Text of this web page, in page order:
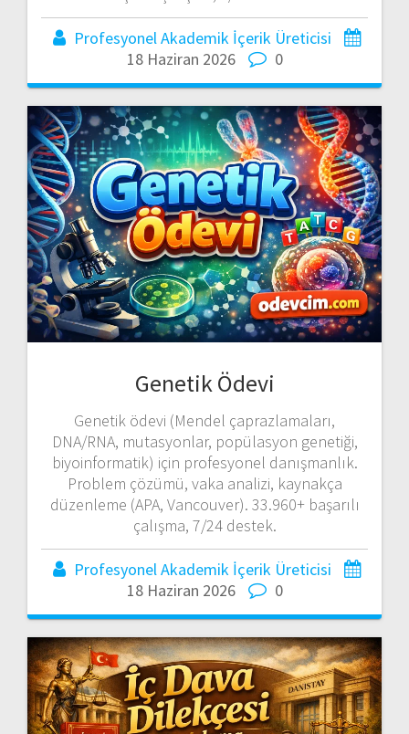
Profesyonel Akademik İçerik Üreticisi
18 Haziran 2026
0
Genetik Ödevi
Genetik ödevi (Mendel çaprazlamaları,
DNA/RNA, mutasyonlar, popülasyon genetiği,
biyoinformatik) için profesyonel danışmanlık.
Problem çözümü, vaka analizi, kaynakça
düzenleme (APA, Vancouver). 33.960+ başarılı
çalışma, 7/24 destek.
Profesyonel Akademik İçerik Üreticisi
18 Haziran 2026
0